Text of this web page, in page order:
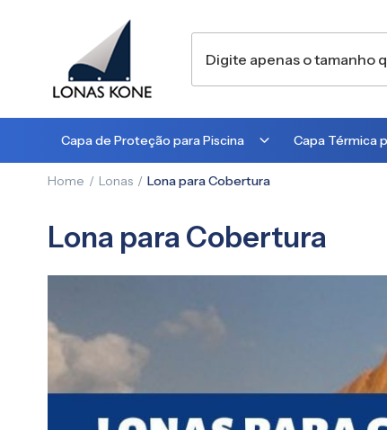
Capa de Proteção para Piscina
300 MICRA
Capa Térmica
Home Lonas Lona para Cobertura
Lona para Cobertura